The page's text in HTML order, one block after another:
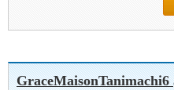
GraceMaisonTanimachi6